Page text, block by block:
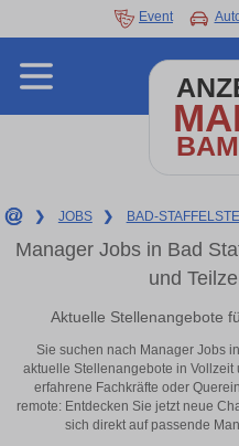
Event
❯ JOBS ❯ BAD-
Manager Jobs in Bad
und
Aktuelle Stellenangebote
Sie suchen nach Manager Jobs
aktuelle Stellenangebote in Vollzeit
erfahrene Fachkräfte oder
remote: Entdecken Sie jetzt neue
sich direkt auf passende